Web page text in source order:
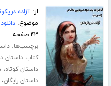
از:آزاده
موضوع:
۴۳ صفحه
برچسب‌ها:
کتاب داستان
داستان کوتاه،
داستان رایگان